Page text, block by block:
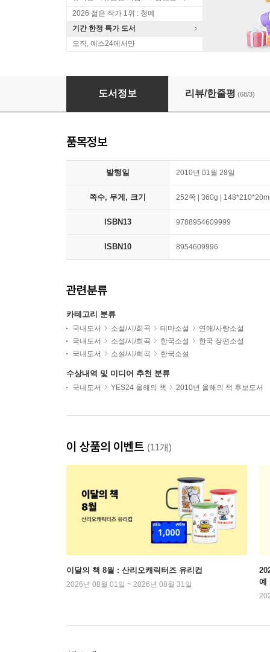
2026 젊은 작가 1위 : 청예
기간 한정 특가 도서
오직, 예스24에서만
풀밭 위의 식사
도서정보 리뷰/한줄평 (68/3)
품목정보
발행일 2010년 01월 28일
쪽수, 무게, 크기 252쪽 | 360g |
ISBN13 9788954609999
ISBN10 8954609996
관련분류
카테고리 분류
국내도서 소설/시/희곡 테마소설
연애/사랑소설
국내도서
소설/시/희곡 한국소설
한국 장편소설
국내도서
소설/시/희곡 한국소설
수상내역 및 미디어 추천 분류
국내도서 YES24 올해의 책 2010년 올해의 책 후보도서
이 상품의 이벤트 (11개)
이달의 책 8월 : 산리오캐릭터즈 유리컵
2026년 08월 01일 ~ 2026년 08월 31일
예